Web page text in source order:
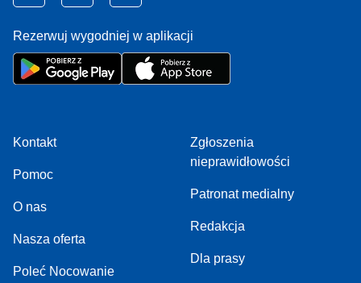
Rezerwuj wygodniej w aplikacji
Kontakt
Pomoc
O nas
Nasza oferta
Poleć Nocowanie
Zgłoszenia
nieprawidłowości
Patronat medialny
Redakcja
Dla prasy